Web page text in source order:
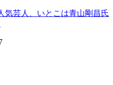
気芸人、いとこは青山剛昌氏